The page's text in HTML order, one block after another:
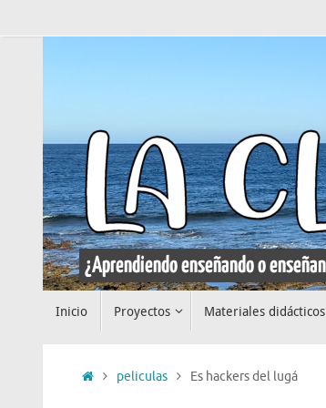
al
Inicio Proyectos Materiales didácticos
Iniciopeliculas Es hackers del lugá